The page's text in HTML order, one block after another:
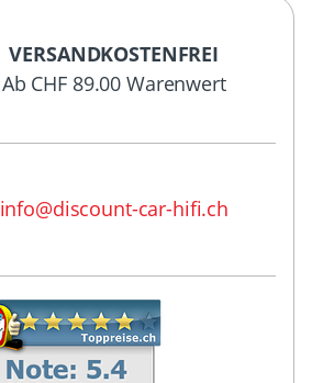
VERSANDKOSTENFREI
Ab CHF 89.00 Warenwert
info@discount-car-hifi.ch